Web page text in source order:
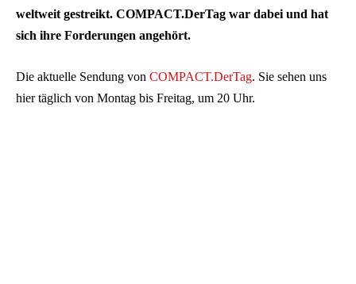
weltweit gestreikt. COMPACT.DerTag war dabei und hat
sich ihre Forderungen angehört.
Die aktuelle Sendung von COMPACT.DerTag. Sie sehen uns
hier täglich von Montag bis Freitag, um 20 Uhr.